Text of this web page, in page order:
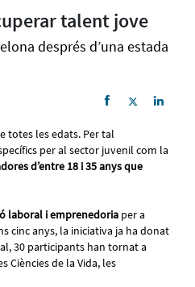
talent jove
després d’una estada
totes les edats. Per tal
per al sector juvenil com la
d’entre 18 i 35 anys que
laboral i emprenedoria per a
cinc anys, la iniciativa ja ha donat
30 participants han tornat a
Ciències de la Vida, les